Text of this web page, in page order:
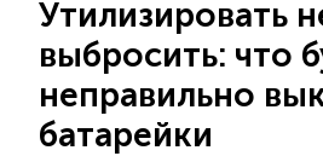
Утилизировать
выбросить: что
неправильно
батарейки